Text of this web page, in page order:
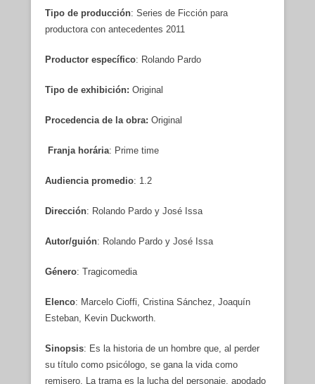
Tipo de producción: Series de Ficción para
productora con antecedentes 2011
Productor específico: Rolando Pardo
Tipo de exhibición: Original
Procedencia de la obra: Original
Franja horária: Prime time
Audiencia promedio: 1.2
Dirección: Rolando Pardo y José Issa
Autor/guión: Rolando Pardo y José Issa
Género: Tragicomedia
Elenco: Marcelo Cioffi, Cristina Sánchez, Joaquín
Esteban, Kevin Duckworth.
Sinopsis: Es la historia de un hombre que, al perder
su título como psicólogo, se gana la vida como
remisero. La trama es la lucha del personaje, apodado